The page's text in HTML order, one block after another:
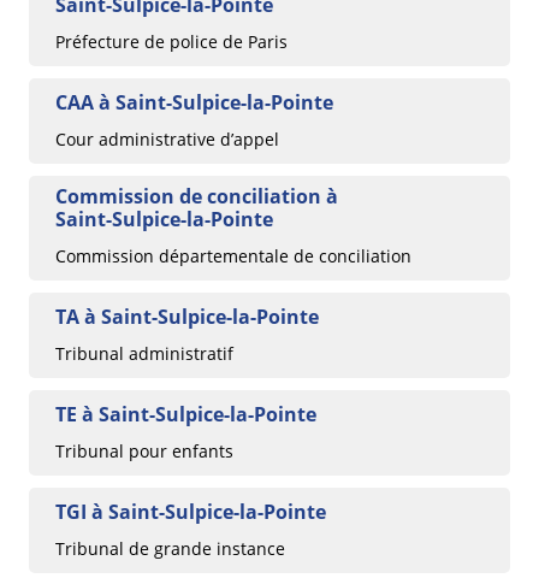
Préfecture de police de Paris
CAA à Saint-Sulpice-la-Pointe
Cour administrative d’appel
Commission de conciliation à
Saint-Sulpice-la-Pointe
Commission départementale de conciliation
TA à Saint-Sulpice-la-Pointe
Tribunal administratif
TE à Saint-Sulpice-la-Pointe
Tribunal pour enfants
TGI à Saint-Sulpice-la-Pointe
Tribunal de grande instance